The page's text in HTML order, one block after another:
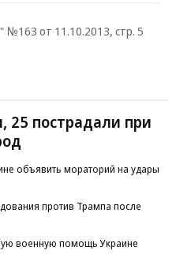
№163 от 11.10.2013, стр. 5
25 пострадали при
объявить мораторий на удары
против Трампа после
военную помощь Украине